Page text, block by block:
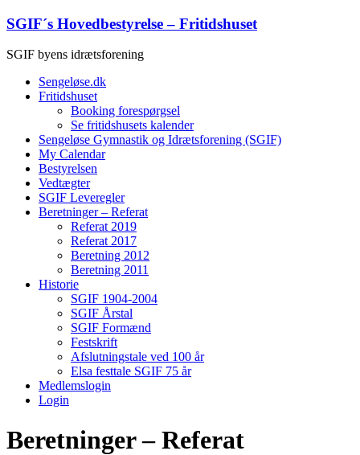
Skip
content
SGIF´s Hovedbestyrelse – Fritidshuset
SGIF byens idrætsforening
Menu
Sengeløse.dk
Fritidshuset
Booking forespørgsel
Se fritidshusets kalender
Sengeløse Gymnastik og Idrætsforening (SGIF)
My Calendar
Bestyrelsen
Vedtægter
SGIF Leveregler
Beretninger – Referat
Referat 2019
Referat 2017
Beretning 2012
Beretning 2011
Historie
SGIF 1904-2004
SGIF Årstal
SGIF Formænd
Festskrift
Afslutningstale ved 100 år
Elsa festtale SGIF 75 år
Medlemslogin
Login
Beretninger – Referat